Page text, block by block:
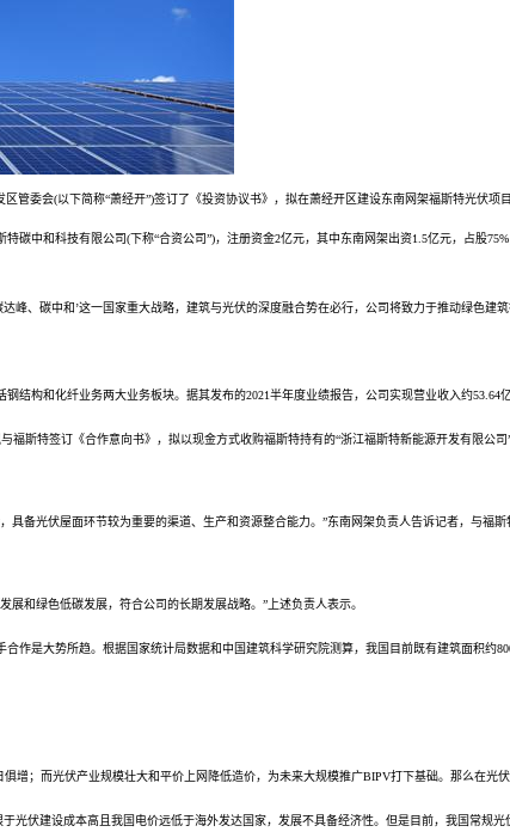
管委会(以下简称“萧经开”)签订了《投资协议书》，拟在萧经开区建设东南网架福斯特光伏项
特碳中和科技有限公司(下称“合资公司”)，注册资金2亿元，其中东南网架出资1.5亿元，占股75%
、碳中和’这一国家重大战略，建筑与光伏的深度融合势在必行，公司将致力于推动绿色建筑
结构和化纤业务两大业务板块。据其发布的2021半年度业绩报告，公司实现营业收入约53.64
斯特签订《合作意向书》，拟以现金方式收购福斯特持有的“浙江福斯特新能源开发有限公
具备光伏屋面环节较为重要的渠道、生产和资源整合能力。”东南网架负责人告诉记者，与
和绿色低碳发展，符合公司的长期发展战略。”上述负责人表示。
作是大势所趋。根据国家统计局数据和中国建筑科学研究院测算，我国目前既有建筑面积约
；而光伏产业规模壮大和平价上网降低造价，为未来大规模推广BIPV打下基础。那么在光
伏建设成本高且我国电价远低于海外发达国家，发展不具备经济性。但是目前，我国常规光